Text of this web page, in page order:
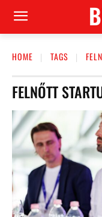
HOME TAGS
FELNŐTT